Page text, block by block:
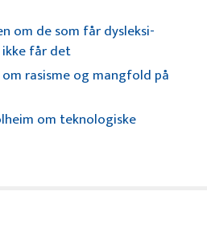
om de som får dysleksi-
får det
om rasisme og mangfold på
om teknologiske